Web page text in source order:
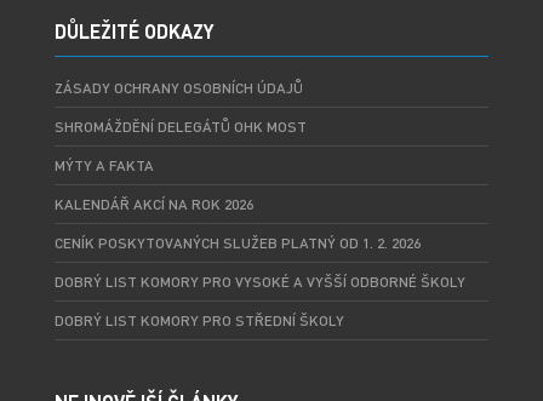
DŮLEŽITÉ ODKAZY
ZÁSADY OCHRANY OSOBNÍCH ÚDAJŮ
SHROMÁŽDĚNÍ DELEGÁTŮ OHK MOST
MÝTY A FAKTA
KALENDÁŘ AKCÍ NA ROK 2026
CENÍK POSKYTOVANÝCH SLUŽEB PLATNÝ OD 1. 2. 2026
DOBRÝ LIST KOMORY PRO VYSOKÉ A VYŠŠÍ ODBORNÉ ŠKOLY
DOBRÝ LIST KOMORY PRO STŘEDNÍ ŠKOLY